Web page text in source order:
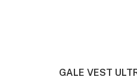
GALE VEST